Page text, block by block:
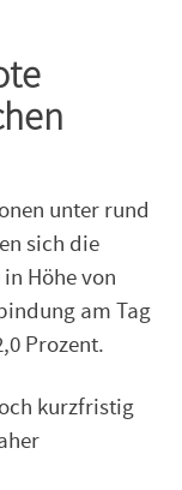
unter rund
sich die
Höhe von
am Tag
Prozent.
kurzfristig